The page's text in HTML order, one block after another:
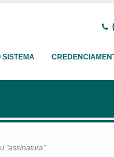
SISTEMA
"assinatura".